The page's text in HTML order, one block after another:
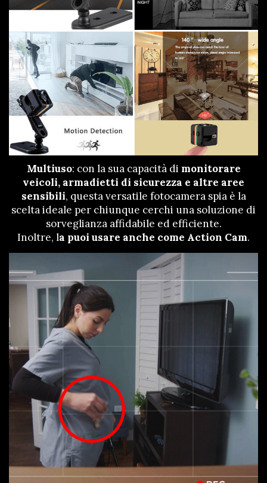
Multiuso: con la sua capacità di monitorare
veicoli, armadietti di sicurezza e altre aree
sensibili, questa versatile fotocamera spia è la
scelta ideale per chiunque cerchi una soluzione di
sorveglianza affidabile ed efficiente.
Inoltre, la puoi usare anche come Action Cam.